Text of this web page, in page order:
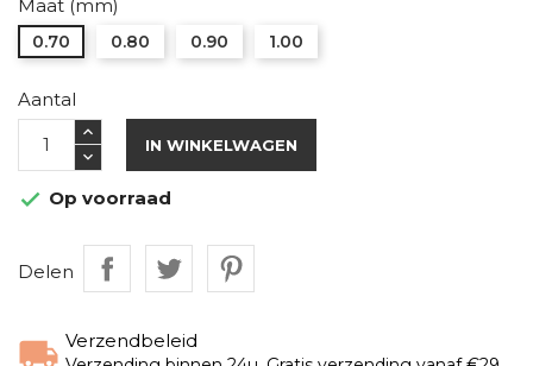
Maat (mm)
0.70 0.80 0.90 1.00
Aantal
IN WINKELWAGEN
 Op voorraad
Delen
Verzendbeleid